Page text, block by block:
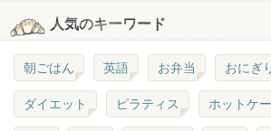
人気のキーワード
朝ごはん 英語 お弁当 おにぎ
ダイエット ピラティス ホットケ